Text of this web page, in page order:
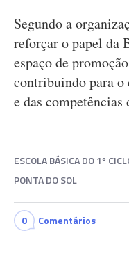
Segundo a
reforçar o papel da
espaço de
contribuindo para
e das
ESCOLA BÁSICA DO 1º
PONTA DO SOL
0 Comentários